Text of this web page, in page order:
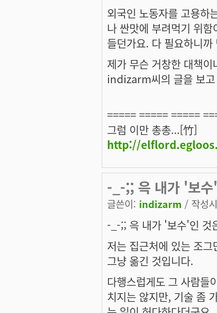
외국인 노동자를 고용하
나 싼맛에 부려먹기 위
들던가요. 다 필요하니
제가 무슨 거창한 대책
indizarm씨의 글을 보고
===== ===== =====
그럼 이만 총총...[竹]
http://
-_-;; 윽 내가 '보
글쓴이: indizarm / 작성
-_-;; 윽 내가 '보수'인 것
저는 집근처에 있는 조
그냥 옮긴 것입니다.
다행스럽게도 그 사람들
치지는 않지만, 기술 좀